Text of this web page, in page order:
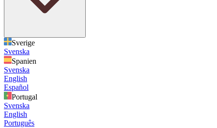
Sverige
Svenska
Spanien
Svenska
English
Español
Portugal
Svenska
English
Português